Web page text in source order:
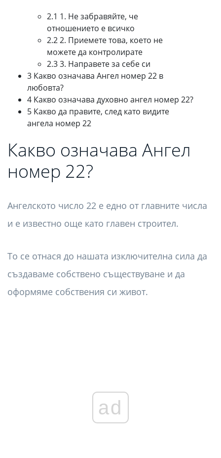
2.1 1. Не забравяйте, че
отношението е всичко
2.2 2. Приемете това, което не
можете да контролирате
2.3 3. Направете за себе си
3 Какво означава Ангел номер 22 в
любовта?
4 Какво означава духовно ангел номер 22?
5 Какво да правите, след като видите
ангела номер 22
Какво означава Ангел
номер 22?
Ангелското число 22 е едно от главните числа
и е известно още като главен строител.
То се отнася до нашата изключителна сила да
създаваме собствено съществуване и да
оформяме собствения си живот.
ad